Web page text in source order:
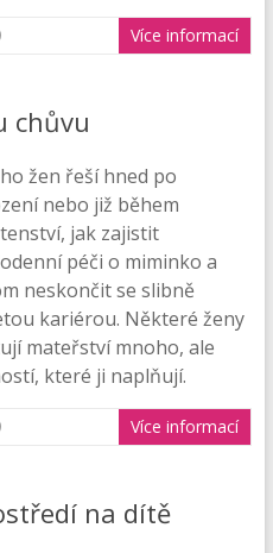
Více informací
chůvu
žen řeší hned po
nebo již během
jak zajistit
péči o miminko a
neskončit se slibně
kariérou. Některé ženy
mateřství mnoho, ale
které ji naplňují.
Více informací
na dítě